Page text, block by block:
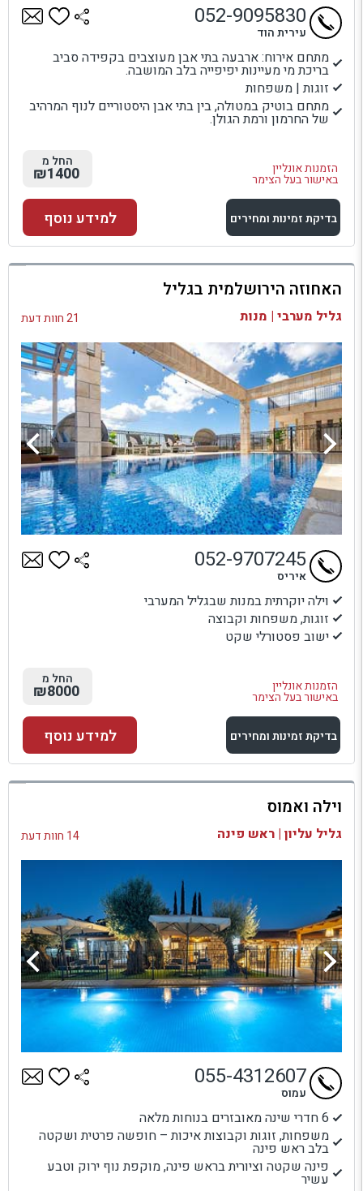
מתחם אירוח: ארבעה בתי אבן מעוצבים בקפידה סביב
בריכת מי מעיינות יפיפייה בלב המושבה.
זוגות | משפחות
מתחם בוטיק במטולה, בין בתי אבן היסטוריים לנוף המרהיב
של החרמון ורמת הגולן.
הזמנות אונליין
באישור בעל הצימר
052-9095830
עירית הוד
החל מ
₪1400
בדיקת זמינות ומחירים
למתחם זה
בדיקת זמינות ומחירים
למידע נוסף
האחוזה הירושלמית בגליל
גליל מערבי | מנות 21 חוות דעת
וילה יוקרתית במנות שבגליל המערבי
זוגות, משפחות וקבוצה
ישוב פסטורלי שקט
הזמנות אונליין
באישור בעל הצימר
052-9707245
איריס
החל מ
₪8000
בדיקת זמינות ומחירים
למתחם זה
בדיקת זמינות ומחירים
למידע נוסף
וילה ואמוס
גליל עליון | ראש פינה 14 חוות דעת
6 חדרי שינה מאובזרים בנוחות מלאה
משפחות, זוגות וקבוצות איכות – חופשה פרטית ושקטה
בלב ראש פינה
פינה שקטה וציורית בראש פינה, מוקפת נוף ירוק וטבע
עשיר
055-4312607
עמוס